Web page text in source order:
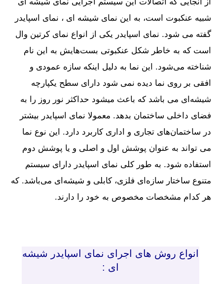
شبیه عنکبوت است، به این نمای شیشه ای ، نمای اسپایدر
گفته می شود. نمای اسپایدر یکی از انواع نمای کرتین وال
است که به خاطر شکل عنکبوتی بست‌هایش به این نام
شناخته می‌شود. این نما به دلیل اینکه سازه عمودی و
افقی بر روی نما دیده نمی شود دارای سطح یکپارچه
شیشه‌ای می باشد که باعث میشود حداکثر نور روز را به
فضای داخلی ساختمان بدهد. معمولا نمای اسپایدر بیشتر
در ساختمان‌های تجاری و اداری کاربرد دارد. این نوع نما
می تواند به عنوان پوشش اول و اصلی و یا پوشش دوم
استفاده شود. به طور کلی نمای اسپایدر دارای سیستم
متنوع ساختار سازه‌ای فلزی، کابلی و شیشه‌ای می‌باشد. که
هر کدام مشخصات مخصوص به خود را دارند.
انواع روش های اجرای نمای اسپایدر شیشه
ای :